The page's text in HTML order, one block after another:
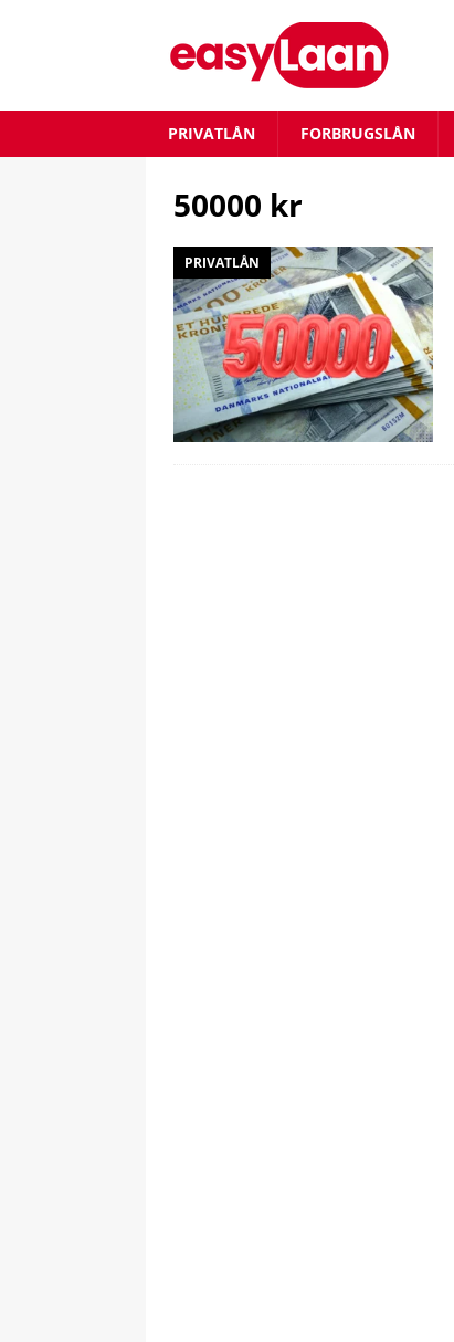
PRIVATLÅN FORBRUGSLÅN
50000 kr
PRIVATLÅN